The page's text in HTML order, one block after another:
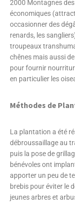
2000 Montagnes
économiques
occasionner des
renards, les
troupeaux
chênes mais aussi
pour fournir
en particulier les
Méthodes de
La plantation a été
débroussaillage au
puis la pose de
bénévoles ont
apporter un peu de
brebis pour éviter le
jeunes arbres et